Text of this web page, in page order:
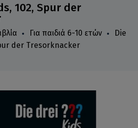
102, Spur der
Για παιδιά 6-10 ετών
Die
der Tresorknacker